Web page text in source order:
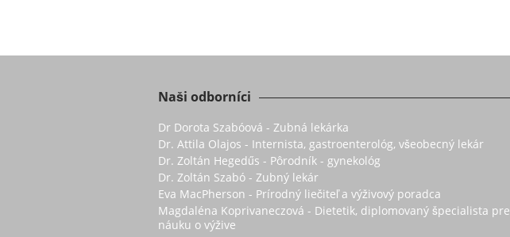
Naši odborníci
Dr Dorota Szabóová - Zubná lekárka
Dr. Attila Olajos - Internista, gastroenterológ, všeobecný lekár
Dr. Zoltán Hegedűs - Pôrodník - gynekológ
Dr. Zoltán Szabó - Zubný lekár
Eva MacPherson - Prírodný liečiteľ a výživový poradca
Magdaléna Koprivaneczová - Dietetik, diplomovaný špecialista pre
náuku o výžive